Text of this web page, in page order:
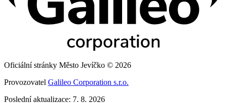
Oficiální stránky Město Jevíčko © 2026
Provozovatel Galileo Corporation s.r.o.
Poslední aktualizace: 7. 8. 2026